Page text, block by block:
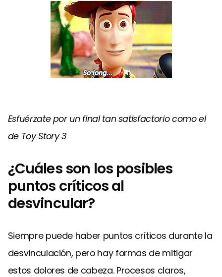
Esfuérzate por un final tan satisfactorio como el
de Toy Story 3
¿Cuáles son los posibles
puntos críticos al
desvincular?
Siempre puede haber puntos críticos durante la
desvinculación, pero hay formas de mitigar
estos dolores de cabeza. Procesos claros,